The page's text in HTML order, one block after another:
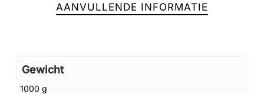
AANVULLENDE INFORMATIE
Gewicht
1000 g